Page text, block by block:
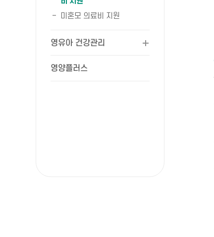
미혼모 의료비 지원
영유아 건강관리
영양플러스